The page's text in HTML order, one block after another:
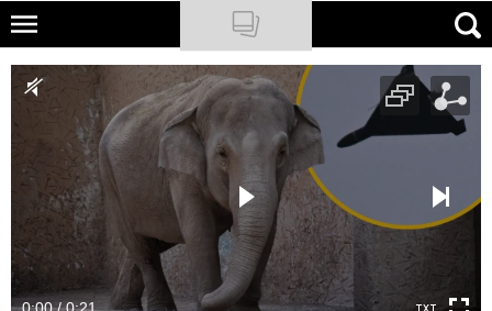
Skip
main
content
NATIONAL GEOGRAPHIC
TRAVELER
PODCASTY
Sklep
Newsletter
0:00 / 0:21